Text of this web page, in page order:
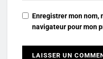
Enregistrer mon nom,
navigateur pour mon